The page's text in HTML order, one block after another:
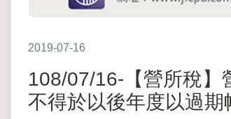
2019-07-16
108/07/16-【營所稅】
不得於以後年度以過期